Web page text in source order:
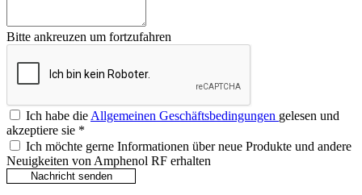
Bitte ankreuzen um fortzufahren
Ich habe dieAllgemeinen Geschäftsbedingungen gelesen und
akzeptiere sie *
Ich möchte gerne Informationen über neue Produkte und andere
Neuigkeiten von Amphenol RF erhalten